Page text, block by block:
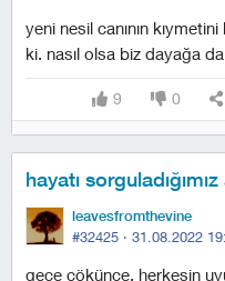
yeni nesil canının
ki. nasıl olsa biz dayağa
9 0
hayatı
leavesfromthevine
#32425 · 31.08.2022
gece çökünce, herkesin